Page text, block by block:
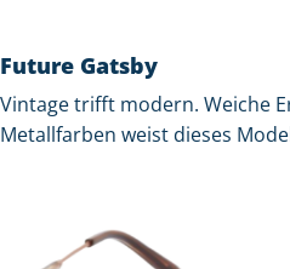
Future Gatsby
Vintage trifft modern. Weiche
Metallfarben weist dieses